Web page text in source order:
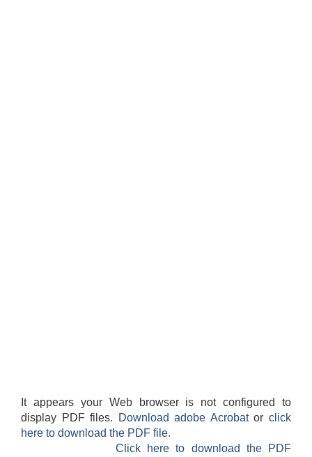
It appears your Web browser is not configured to
display PDF files.
Download adobe Acrobatorclick
here to download the PDF file.
Click here to download the PDF